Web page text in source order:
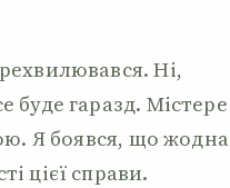
Ні,
буде гаразд. Містере
Я боявся, що жодна
цієї справи.